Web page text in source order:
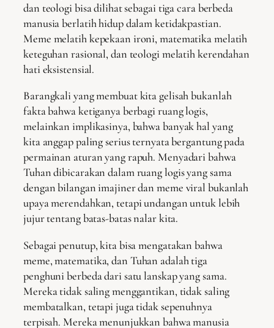
dan teologi bisa dilihat sebagai tiga cara berbeda
manusia berlatih hidup dalam ketidakpastian.
Meme melatih kepekaan ironi, matematika melatih
keteguhan rasional, dan teologi melatih kerendahan
hati eksistensial.
Barangkali yang membuat kita gelisah bukanlah
fakta bahwa ketiganya berbagi ruang logis,
melainkan implikasinya, bahwa banyak hal yang
kita anggap paling serius ternyata bergantung pada
permainan aturan yang rapuh. Menyadari bahwa
Tuhan dibicarakan dalam ruang logis yang sama
dengan bilangan imajiner dan meme viral bukanlah
upaya merendahkan, tetapi undangan untuk lebih
jujur tentang batas-batas nalar kita.
Sebagai penutup, kita bisa mengatakan bahwa
meme, matematika, dan Tuhan adalah tiga
penghuni berbeda dari satu lanskap yang sama.
Mereka tidak saling menggantikan, tidak saling
membatalkan, tetapi juga tidak sepenuhnya
terpisah. Mereka menunjukkan bahwa manusia